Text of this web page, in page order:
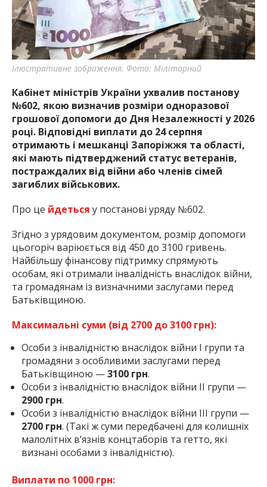
найважливішу інформацію про події
міста Запоріжжя та області.
Ілюстративне зображення. Фото: Мілітарний
Кабінет міністрів України ухвалив постанову
№602, якою визначив розміри одноразової
грошової допомоги до Дня Незалежності у 2026
році. Відповідні виплати до 24 серпня
отримають і мешканці Запоріжжя та області,
які мають підтверджений статус ветеранів,
постраждалих від війни або членів сімей
загиблих військових.
Про це йдеться у постанові уряду №602.
Згідно з урядовим документом, розмір допомоги
цьогоріч варіюється від 450 до 3100 гривень.
Найбільшу фінансову підтримку спрямують
особам, які отримали інвалідність внаслідок війни,
та громадянам із визначними заслугами перед
Батьківщиною.
Максимальні суми (від 2700 до 3100 грн):
Особи з інвалідністю внаслідок війни I групи та
громадяни з особливими заслугами перед
Батьківщиною —3100 грн.
Особи з інвалідністю внаслідок війни II групи —
2900 грн.
Особи з інвалідністю внаслідок війни III групи —
2700 грн. (Такі ж суми передбачені для колишніх
малолітніх в’язнів концтаборів та гетто, які
визнані особами з інвалідністю).
Виплати по 1000 грн: